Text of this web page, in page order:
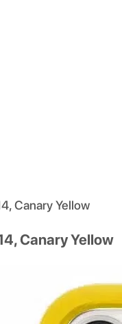
Canary Yellow
Canary Yellow